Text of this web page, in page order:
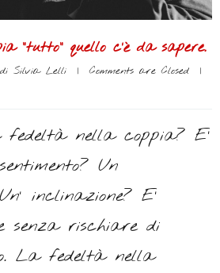
“tutto” quello c’è da sapere.
Silvia Lelli | Comments are Closed
|
fedeltà nella coppia? E’
Un
inclinazione? E’
rischiare di
La fedeltà nella